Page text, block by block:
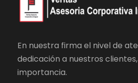
En nuestra firma el nivel de
dedicación a nuestros
importancia.